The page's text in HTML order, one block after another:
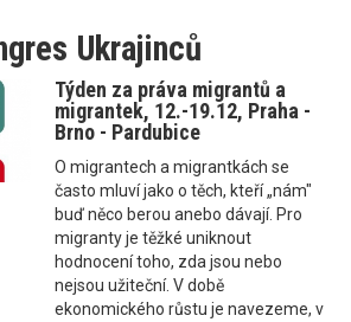
Ukrajinců
Týden za práva migrantů a
migrantek, 12.-19.12, Praha -
Brno - Pardubice
O migrantech a migrantkách se
často mluví jako o těch, kteří „nám"
buď něco berou anebo dávají. Pro
migranty je těžké uniknout
hodnocení toho, zda jsou nebo
nejsou užiteční. V době
ekonomického růstu je navezeme, v